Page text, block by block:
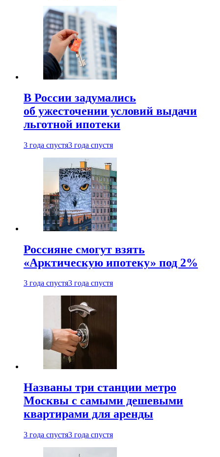
В России задумались
об ужесточении условий выдачи
льготной ипотеки
3 года спустя3 года спустя
Россияне смогут взять
«Арктическую ипотеку» под 2%
3 года спустя3 года спустя
Названы три станции метро
Москвы с самыми дешевыми
квартирами для аренды
3 года спустя3 года спустя